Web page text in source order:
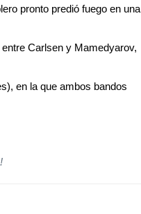
pronto predió fuego en una
Carlsen y Mamedyarov,
en la que ambos bandos